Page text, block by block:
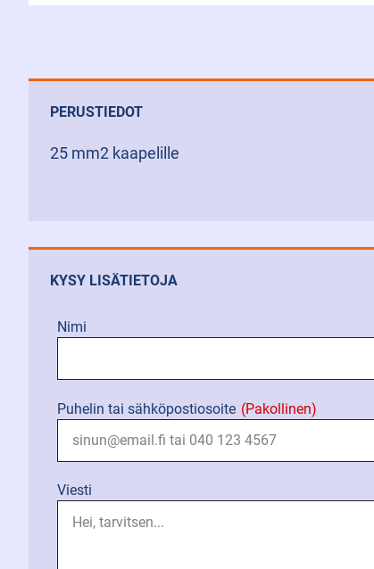
PERUSTIEDOT
25 mm2 kaapelille
KYSY LISÄTIETOJA
Nimi
Puhelin tai sähköpostiosoite (Pakollinen)
Viesti